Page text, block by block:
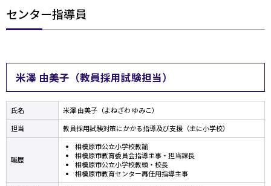
センター指導員
米澤 由美子（教員採用試験担当）
氏名
米澤 由美子（よねざわ ゆみこ）
担当
教員採用試験対策にかかる指導及び支援（主に小学校）
職歴
相模原市公立小学校教諭
相模原市教育委員会指導主事・担当課長
相模原市公立小学校教頭・校長
相模原市教育センター再任用指導主事